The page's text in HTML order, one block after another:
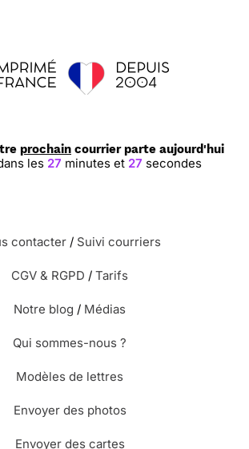
prochain courrier parte aujourd'hui
les 27 minutes et 27 secondes
contacter / Suivi courriers
CGV & RGPD / Tarifs
Notre blog / Médias
Qui sommes-nous ?
Modèles de lettres
Envoyer des photos
Envoyer des cartes